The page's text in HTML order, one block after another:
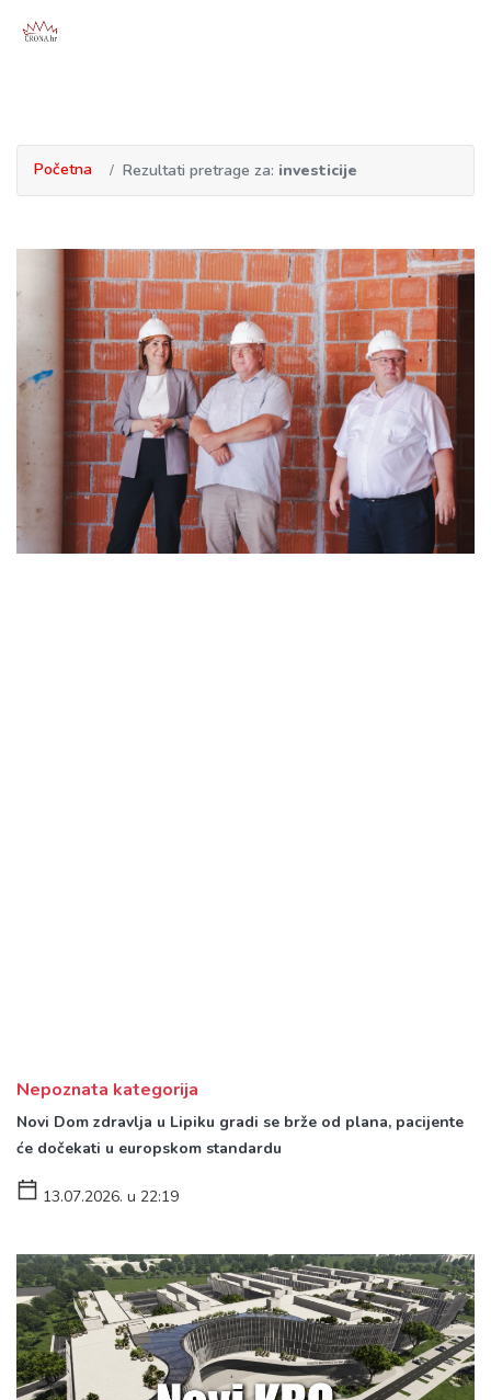
Početna Rezultati pretrage za: investicije
Nepoznata kategorija
Novi Dom zdravlja u Lipiku gradi se brže od plana, pacijente
će dočekati u europskom standardu
13.07.2026. u 22:19